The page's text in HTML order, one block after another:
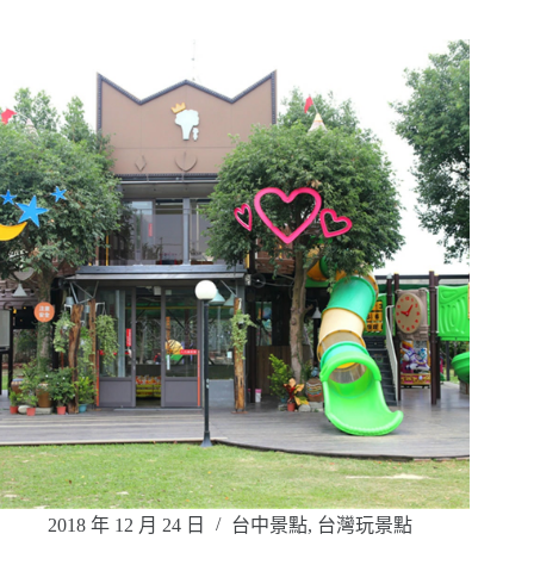
2018 年 12 月 24 日 台中景點, 台灣玩景點